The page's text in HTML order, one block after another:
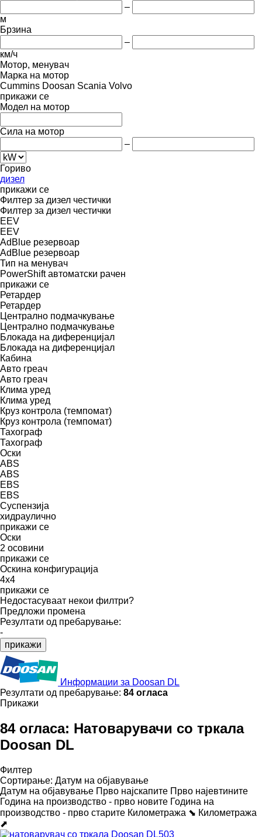
–
м
Брзина
–
км/ч
Мотор, менувач
Марка на мотор
Cummins Doosan Scania Volvo
прикажи се
Модел на мотор
Сила на мотор
–
Гориво
дизел
прикажи се
Филтер за дизел честички
Филтер за дизел честички
EEV
EEV
AdBlue резервоар
AdBlue резервоар
Тип на менувач
PowerShift автоматски рачен
прикажи се
Ретардер
Ретардер
Централно подмачкување
Централно подмачкување
Блокада на диференцијал
Блокада на диференцијал
Кабина
Авто греач
Авто греач
Клима уред
Клима уред
Круз контрола (темпомат)
Круз контрола (темпомат)
Тахограф
Тахограф
Оски
ABS
ABS
EBS
EBS
Суспензија
хидраулично
прикажи се
Оски
2 осовини
прикажи се
Оскина конфигурација
4x4
прикажи се
Недостасуваат некои филтри?
Предложи промена
Резултати од пребарување:
-
прикажи
Информации за Doosan DL
Резултати од пребарување: 84 огласа
Прикажи
84 огласа: Натоварувачи со тркала
Doosan DL
Филтер
Сортирање: Датум на објавување
Датум на објавување Прво најскапите Прво најевтините
Година на производство - прво новите Година на
производство - прво старите Километража ⬊ Километража
⬈